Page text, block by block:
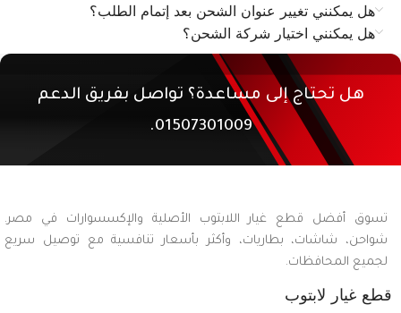
هل يمكنني تغيير عنوان الشحن بعد إتمام الطلب؟
هل يمكنني اختيار شركة الشحن؟
هل تحتاج إلى مساعدة؟ تواصل بفريق الدعم
01507301009.
تسوق أفضل قطع غيار اللابتوب الأصلية والإكسسوارات في مصر.
شواحن، شاشات، بطاريات، وأكثر بأسعار تنافسية مع توصيل سريع
لجميع المحافظات.
قطع غيار لابتوب